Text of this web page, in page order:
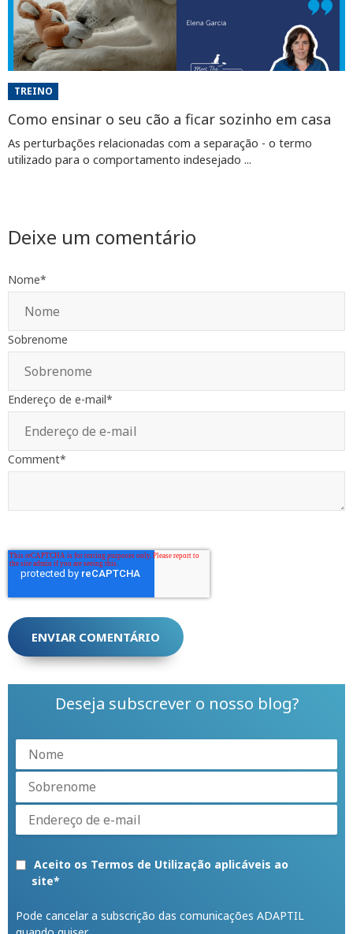
TREINO
Como ensinar o seu cão a ficar sozinho em casa
As perturbações relacionadas com a separação - o termo
utilizado para o comportamento indesejado ...
Deixe um comentário
Nome*
Sobrenome
Endereço de e-mail*
Comment*
Deseja subscrever o nosso blog?
Aceito os Termos de Utilização aplicáveis ao
site*
Pode cancelar a subscrição das comunicações ADAPTIL